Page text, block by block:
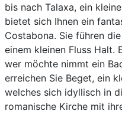
bis nach Talaxa, ein
bietet sich Ihnen ein
Costabona. Sie führen
einem kleinen Fluss Halt.
wer möchte nimmt ein
erreichen Sie Beget, ein
welches sich idyllisch in
romanische Kirche mit